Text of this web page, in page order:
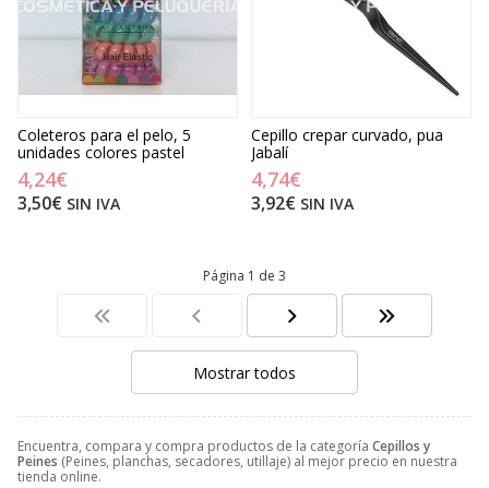
Encuentra, compara y compra productos de la categoría Cepillos y
Peines (Peines, planchas, secadores, utillaje) al mejor precio en nuestra
tienda online.
Coleteros para el pelo, 5
unidades colores pastel
4,24€
3,50€ SIN IVA
Cepillo crepar curvado, pua
Jabalí
4,74€
3,92€ SIN IVA
Página 1 de 3
Mostrar todos